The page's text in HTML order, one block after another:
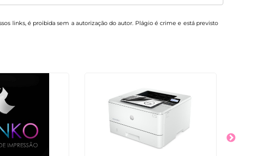
links, é proibida sem a autorização do autor. Plágio é crime e está previsto